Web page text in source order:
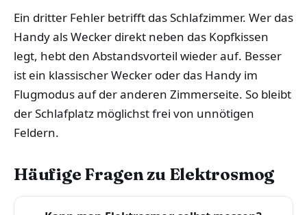
Ein dritter Fehler betrifft das Schlafzimmer. Wer das
Handy als Wecker direkt neben das Kopfkissen
legt, hebt den Abstandsvorteil wieder auf. Besser
ist ein klassischer Wecker oder das Handy im
Flugmodus auf der anderen Zimmerseite. So bleibt
der Schlafplatz möglichst frei von unnötigen
Feldern.
Häufige Fragen zu Elektrosmog